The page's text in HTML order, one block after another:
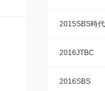
2015SBS時
2016JTBC
2016SBS